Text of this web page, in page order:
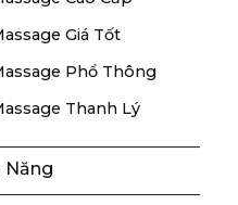
Giá Tốt
Phổ Thông
Thanh Lý
Năng